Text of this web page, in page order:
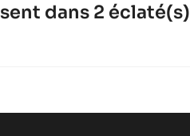
dans 2 éclaté(s)